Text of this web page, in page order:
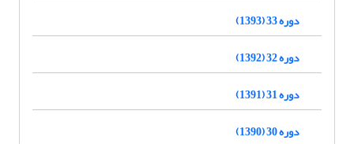
دوره 33 (1393)
دوره 32 (1392)
دوره 31 (1391)
دوره 30 (1390)